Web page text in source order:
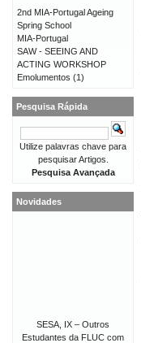
2nd MIA-Portugal Ageing
Spring School
MIA-Portugal
SAW - SEEING AND
ACTING WORKSHOP
Emolumentos (1)
Pesquisa Rápida
Utilize palavras chave para
pesquisar Artigos.
Pesquisa Avançada
Novidades
SESA, IX – Outros
Estudantes da FLUC com